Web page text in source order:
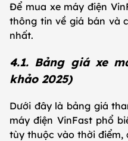
Để mua xe máy điện
thông tin về giá bán và
nhất.
4.1. Bảng giá xe
khảo 2025)
Dưới đây là bảng giá
máy điện VinFast phổ
tùy thuộc vào thời điểm,